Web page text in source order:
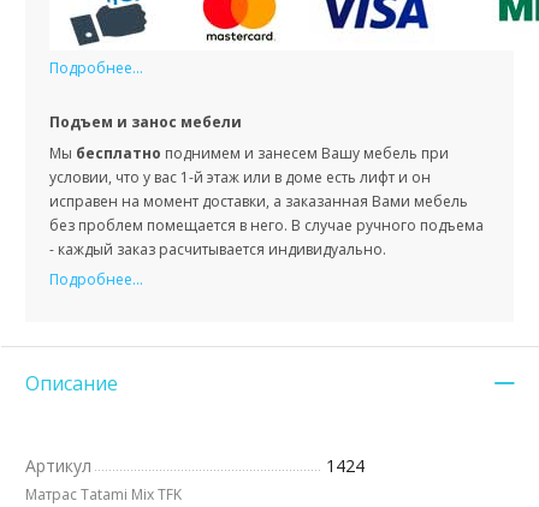
Подробнее...
Подъем и занос мебели
Мы бесплатно поднимем и занесем Вашу мебель при
условии, что у вас 1-й этаж или в доме есть лифт и он
исправен на момент доставки, а заказанная Вами мебель
без проблем помещается в него. В случае ручного подъема
- каждый заказ расчитывается индивидуально.
Подробнее...
Описание
Артикул 1424
Матрас Tatami Mix TFK